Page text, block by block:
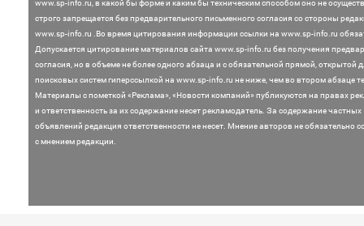
www.sp-info.ru, в какой бы форме и каким бы техническим способом оно не
строго запрещается без предварительного письменного согласия со стороны
www.sp-info.ru .Во время цитирования информации ссылки на www.sp-info.ru
Допускается цитирование материалов сайта www.sp-info.ru без получения
согласия, но в объеме не более одного абзаца и с обязательной прямой, открытой
поисковых систем гиперссылкой на www.sp-info.ru не ниже, чем во втором абзаце
Материалы с пометкой «Реклама», «Новости компаний» публикуются на правах
и ответственность за их содержание несет рекламодатель. За содержание частных
объявлений редакция ответственности не несет. Мнениеавторов не обязательно
с мнением редакции.